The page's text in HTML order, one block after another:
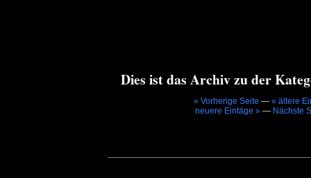
Dies ist das Archiv zu der
« Vorherige Seite — « ältere
neuere Eintäge » — Nächste